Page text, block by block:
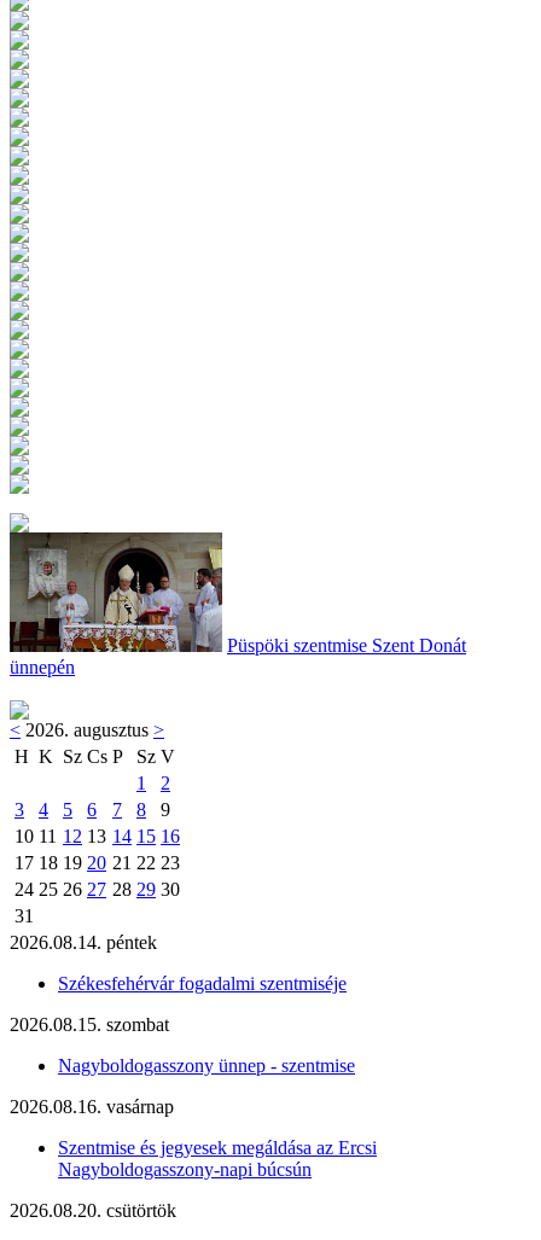
Püspöki szentmise Szent Donát
ünnepén
< 2026. augusztus >
H K Sz Cs P Sz V
1
2
3
4 5 6 7 8
9
10 11 12 13 14 15 16
17 18 19 20 21 22 23
24 25 26 27 28 29 30
31
2026.08.14. péntek
Székesfehérvár fogadalmi szentmiséje
2026.08.15. szombat
Nagyboldogasszony ünnep - szentmise
2026.08.16. vasárnap
Szentmise és jegyesek megáldása az Ercsi
Nagyboldogasszony-napi búcsún
2026.08.20. csütörtök